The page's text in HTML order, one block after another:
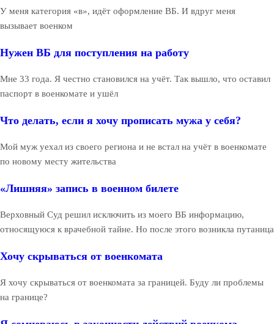
У меня категория «в», идёт оформление ВБ. И вдруг меня
вызывает военком
Нужен ВБ для поступления на работу
Мне 33 года. Я честно становился на учёт. Так вышло, что оставил
паспорт в военкомате и ушёл
Что делать, если я хочу прописать мужа у себя?
Мой муж уехал из своего региона и не встал на учёт в военкомате
по новому месту жительства
«Лишняя» запись в военном билете
Верховный Суд решил исключить из моего ВБ информацию,
относящуюся к врачебной тайне. Но после этого возникла путаница
Хочу скрываться от военкомата
Я хочу скрываться от военкомата за границей. Буду ли проблемы
на границе?